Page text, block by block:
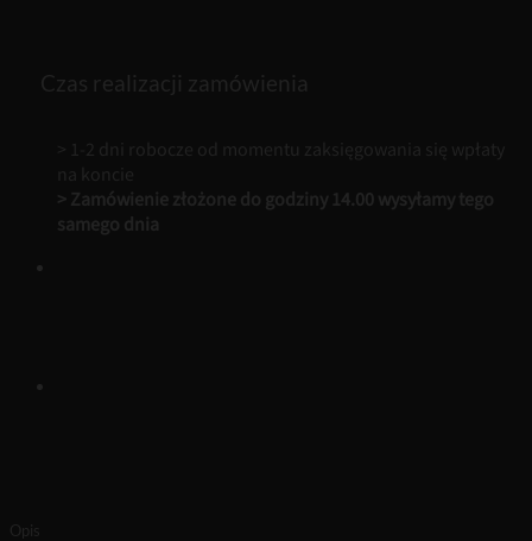
–
50
Perfumy
Męskie
Loris
Czas realizacji zamówienia
> 1-2 dni robocze od momentu zaksięgowania się wpłaty
na koncie
> Zamówienie złożone do godziny 14.00 wysyłamy tego
samego dnia
Opis